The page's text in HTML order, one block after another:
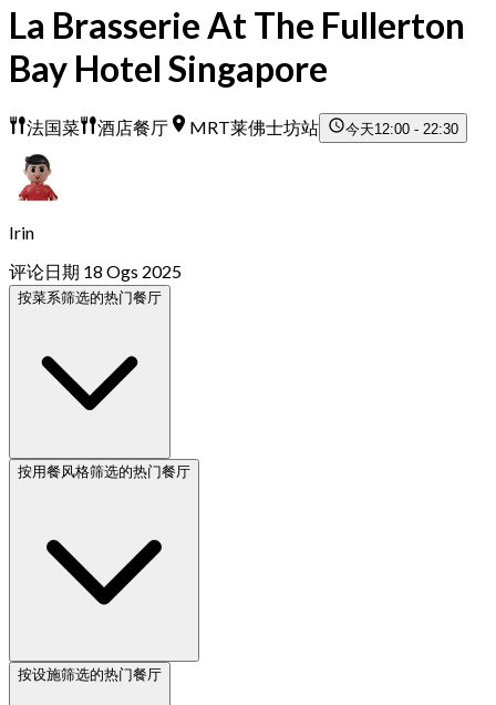
La Brasserie At The Fullerton
Bay Hotel Singapore
法国菜 酒店餐厅 MRT莱佛士坊站 今天12:00 - 22:30
Irin
评论日期 18 Ogs 2025
按菜系筛选的热门餐厅
按用餐风格筛选的热门餐厅
按设施筛选的热门餐厅